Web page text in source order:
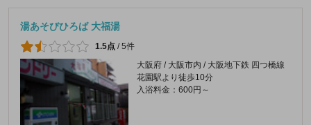
湯あそびひろば 大福湯
1.5点 /5件
大阪府 / 大阪市内 / 大阪地下鉄 四つ橋線
花園駅より徒歩10分
入浴料金：600円～